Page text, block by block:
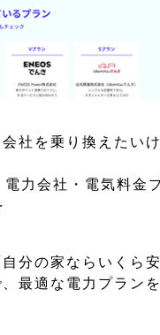
社を乗り換えたい
力会社・電気料金
分の家ならいくら
最適な電力プラン